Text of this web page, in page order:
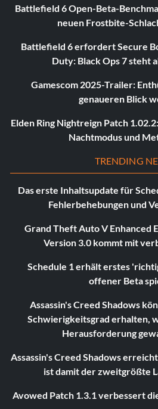
Battlefield 6 Open-Beta-
neuen Frostbite-
Battlefield 6 erfordert Secure
Duty: Black Ops 7 steht
Gamescom 2025-Trailer:
genaueren Blick
Elden Ring Nightreign Patch
Nachtmodus und
TRENDING
Das erste Inhaltsupdate für
Fehlerbehebungen und
Grand Theft Auto V Enhanced
Version 3.0 kommt mit
Schedule 1 erhält erstes
offener Beta
Assassin's Creed Shadows
Schwierigkeitsgrad erhalten,
Herausforderung
Assassin's Creed Shadows
ist damit der zweitgrößte
Avowed Patch 1.3.1 verbessert